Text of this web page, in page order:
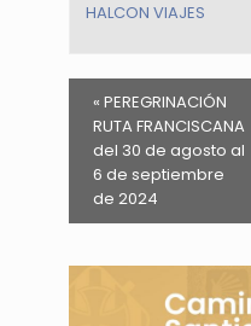
HALCON VIAJES
« PEREGRINACIÓN
RUTA FRANCISCANA
del 30 de agosto al
6 de septiembre
de 2024